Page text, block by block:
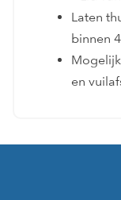
Laten
binnen
en